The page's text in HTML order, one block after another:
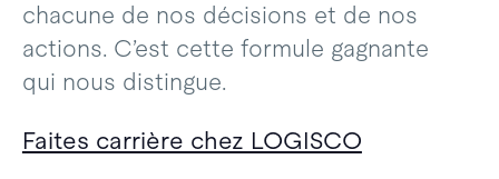
chacune de nos décisions et de nos
actions. C’est cette formule gagnante
qui nous distingue.
Faites carrière chez LOGISCO